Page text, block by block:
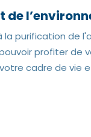
la purification de
profiter de
cadre de vie